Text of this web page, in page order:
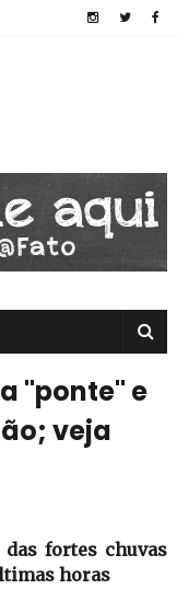
"ponte" e
veja
fortes chuvas
horas